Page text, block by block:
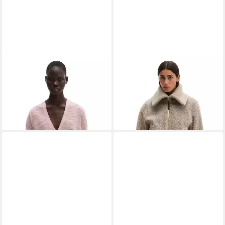
MARC O'POLOCardigan aus
Leinen-Baumwolle-Mix
MARC O'POLOOutdoorjacke
aus weichem Curly-Plüsch